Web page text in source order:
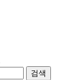
검색